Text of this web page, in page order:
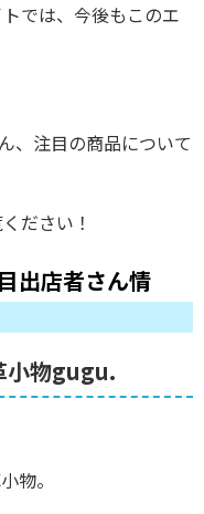
では、今後もこのエ
、注目の商品について
ださい！
出店者さん情
小物gugu.
物。